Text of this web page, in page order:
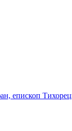
епископ